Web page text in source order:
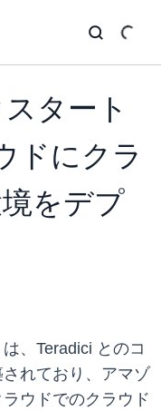
タート
ドにクラ
をデプ
、Teradici とのコ
れており、アマゾ
ウドでのクラウド